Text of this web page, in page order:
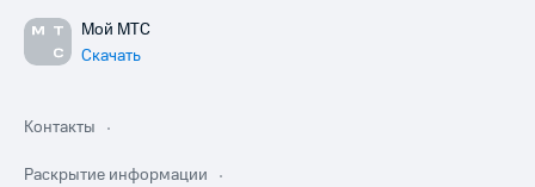
Мой МТС
Скачать
Контакты
Раскрытие информации